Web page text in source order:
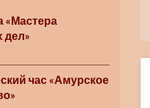
«Мастера
дел»
час «Амурское